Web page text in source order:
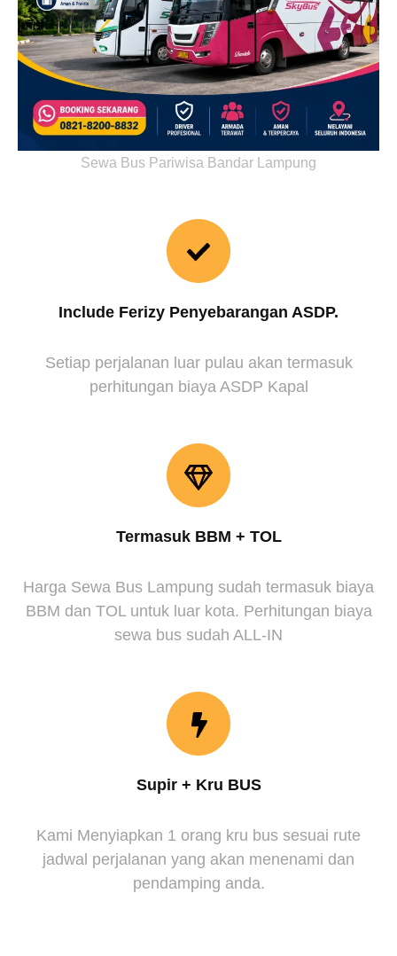
Sewa Bus Pariwisa Bandar Lampung
Include Ferizy Penyebarangan ASDP.
Setiap perjalanan luar pulau akan termasuk
perhitungan biaya ASDP Kapal
Termasuk BBM + TOL
Harga Sewa Bus Lampung sudah termasuk biaya
BBM dan TOL untuk luar kota. Perhitungan biaya
sewa bus sudah ALL-IN
Supir + Kru BUS
Kami Menyiapkan 1 orang kru bus sesuai rute
jadwal perjalanan yang akan menenami dan
pendamping anda.